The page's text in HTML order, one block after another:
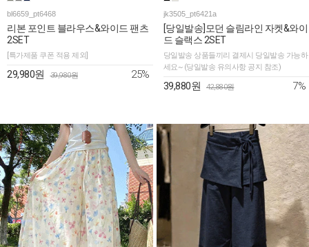
bl6659_pt6468
리본 포인트 블라우스&와이드 팬츠
2SET
[특가제품 쿠폰 적용 제외]
29,980원 39,980원 25%
jk3505_pt6421a
[당일발송]모던 슬림라인 자켓&와이
드 슬랙스 2SET
당일발송 상품들끼리 결제시 당일발송 가능하
세요~ (당일발송 유의사항 공지 참조)
39,880원 42,880원 7%